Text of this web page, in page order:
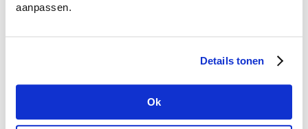
aanpassen.
Details tonen
Ok